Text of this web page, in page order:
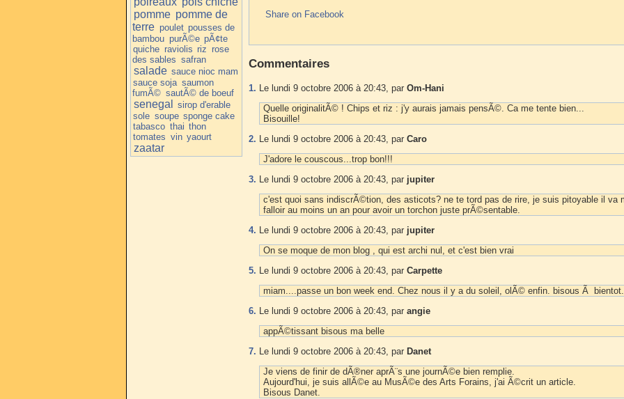
pomme pomme de
terre poulet pousses de
bambou purÃ©e pÃ¢te
quiche raviolis riz rose
des sables safran
salade sauce nioc mam
sauce soja saumon
fumÃ© sautÃ© de boeuf
senegal
sirop d'erable
sole soupe sponge cake
tabasco thai thon
tomates vin yaourt
zaatar
Share on Facebook
Commentaires
1. Le lundi 9 octobre 2006 à 20:43, par Om-Hani
Quelle originalitÃ© ! Chips et riz : j'y aurais jamais pensÃ©. Ca me tente bien...
Bisouille!
2. Le lundi 9 octobre 2006 à 20:43, par Caro
J'adore le couscous...trop bon!!!
3. Le lundi 9 octobre 2006 à 20:43, par jupiter
c'est quoi sans indiscrÃ©tion, des asticots? ne te tord pas de rire, je suis pitoyable il va
falloir au moins un an pour avoir un torchon juste prÃ©sentable.
4. Le lundi 9 octobre 2006 à 20:43, par jupiter
On se moque de mon blog , qui est archi nul, et c'est bien vrai
5. Le lundi 9 octobre 2006 à 20:43, par Carpette
miam....passe un bon week end. Chez nous il y a du soleil, olÃ© enfin. bisous Ã bientot.
6. Le lundi 9 octobre 2006 à 20:43, par angie
appÃ©tissant bisous ma belle
7. Le lundi 9 octobre 2006 à 20:43, par Danet
Je viens de finir de dÃ®ner aprÃ¨s une journÃ©e bien remplie.
Aujourd'hui, je suis allÃ©e au MusÃ©e des Arts Forains, j'ai Ã©crit un article.
Bisous Danet.